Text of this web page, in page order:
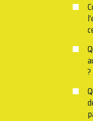
?